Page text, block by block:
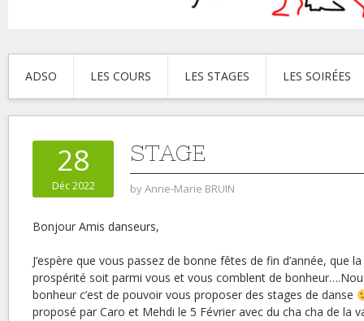
ADSO LES COURS LES STAGES LES SOIRÉES
28
Déc 2022
STAGE
byAnne-Marie BRUIN
Bonjour Amis danseurs,
J’espère que vous passez de bonne fêtes de fin d’année, que
prospérité soit parmi vous et vous comblent de
bonheur c’est de pouvoir vous proposer des stages de danse
proposé par Caro et Mehdi le 5 Février avec du cha cha de la